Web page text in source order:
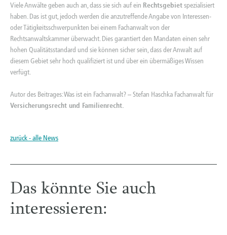
Viele Anwälte geben auch an, dass sie sich auf ein Rechtsgebietspezialisiert
haben. Das ist gut, jedoch werden die anzutreffende Angabe von Interessen-
oder Tätigkeitsschwerpunkten bei einem Fachanwalt von der
Rechtsanwaltskammer überwacht. Dies garantiert den Mandaten einen sehr
hohen Qualitätsstandard und sie können sicher sein, dass der Anwalt auf
diesem Gebiet sehr hoch qualifiziert ist und über ein übermäßiges Wissen
verfügt.
Autor des Beitrages: Was ist ein Fachanwalt? –Stefan Haschka Fachanwalt für
Versicherungsrecht und Familienrecht.
zurück - alle News
Das könnte Sie auch
interessieren: